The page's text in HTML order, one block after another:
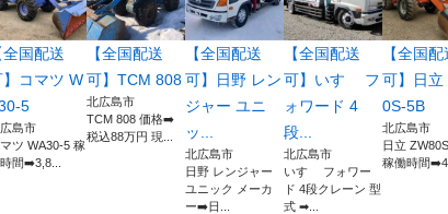
全国配送
】コマツ W
5
島市
ツ WA30-5 稼
間➡️3,8...
【全国配送
可】TCM 808
北広島市
TCM 808 価格➡️
税込88万円 現...
【全国配送
可】日野 レン
ジャー ユニ
ッ...
北広島市
日野 レンジャー
ユニック メーカ
ー➡️日...
【全国配送
可】いすゞ フ
ォワード 4
段...
北広島市
いすゞ フォワー
ド 4段クレーン 型
式 ➡...
【全国配
可】日立
0S-5B
北広島市
日立
稼働時間